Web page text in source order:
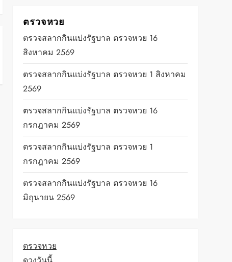
ตรวจหวย
ตรวจสลากกินแบ่งรัฐบาล ตรวจหวย 16
สิงหาคม 2569
ตรวจสลากกินแบ่งรัฐบาล ตรวจหวย 1 สิงหาคม
2569
ตรวจสลากกินแบ่งรัฐบาล ตรวจหวย 16
กรกฎาคม 2569
ตรวจสลากกินแบ่งรัฐบาล ตรวจหวย 1
กรกฎาคม 2569
ตรวจสลากกินแบ่งรัฐบาล ตรวจหวย 16
มิถุนายน 2569
ตรวจหวย